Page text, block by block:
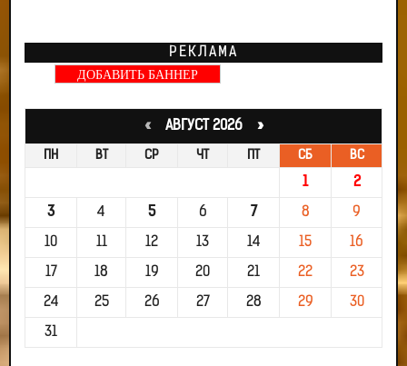
РЕКЛАМА
ДОБАВИТЬ БАННЕР
«АВГУСТ 2026 »
ПН ВТ СР ЧТ ПТ СБ ВС
1 2
3 4 5 6 7 8 9
10 11 12 13 14 15 16
17 18 19 20 21 22 23
24 25 26 27 28 29 30
31